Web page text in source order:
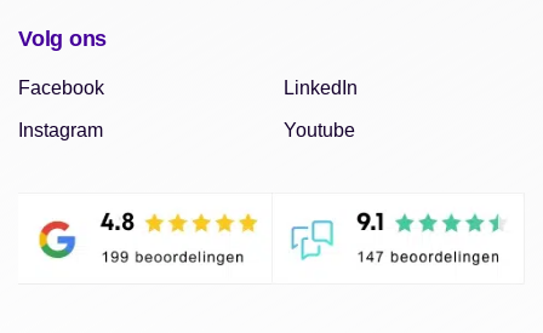
Volg ons
Facebook
Instagram
LinkedIn
Youtube